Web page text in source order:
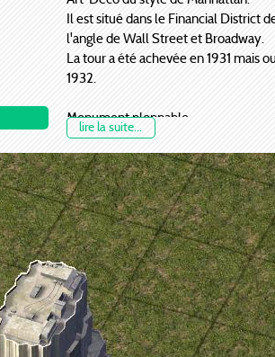
lire la suite...
Il est situé dans le Financial District
l'angle de Wall Street et Broadway.
La tour a été achevée en 1931 mais
1932.
Monument ploppable
Emplois: 2106CO $$
Coût de construction: 11000 US$
Taille: 200 mètres
Nombre d'étages: 50
Style: Art-Deco